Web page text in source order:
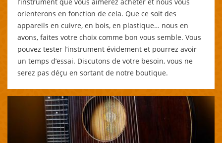
orienterons en fonction de cela. Que ce soit des
appareils en cuivre, en bois, en plastique… nous en
avons, faites votre choix comme bon vous semble. Vous
pouvez tester l’instrument évidement et pourrez avoir
un temps d’essai. Discutons de votre besoin, vous ne
serez pas déçu en sortant de notre boutique.